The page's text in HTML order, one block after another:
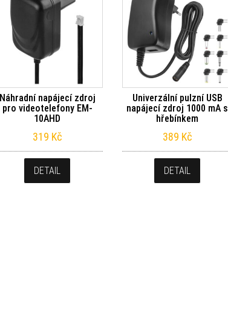
Náhradní napájecí zdroj
pro videotelefony EM-
10AHD
319 Kč
DETAIL
Univerzální pulzní USB
napájecí zdroj 1000 mA s
hřebínkem
389 Kč
DETAIL